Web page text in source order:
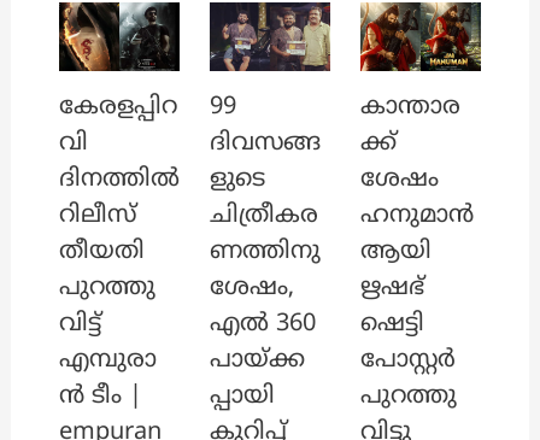
കേരളപ്പിറ
വി
ദിനത്തിൽ
റിലീസ്
തീയതി
പുറത്തു
വിട്ട്
എമ്പുരാ
ൻ ടീം |
empuran
99
ദിവസങ്ങ
ളുടെ
ചിത്രീകര
ണത്തിനു
ശേഷം,
എൽ 360
പായ്ക്ക
പ്പായി
കുറിപ്പ്
കാന്താര
ക്ക്
ശേഷം
ഹനുമാൻ
ആയി
ഋഷഭ്
ഷെട്ടി
പോസ്റ്റർ
പുറത്തു
വിട്ടു